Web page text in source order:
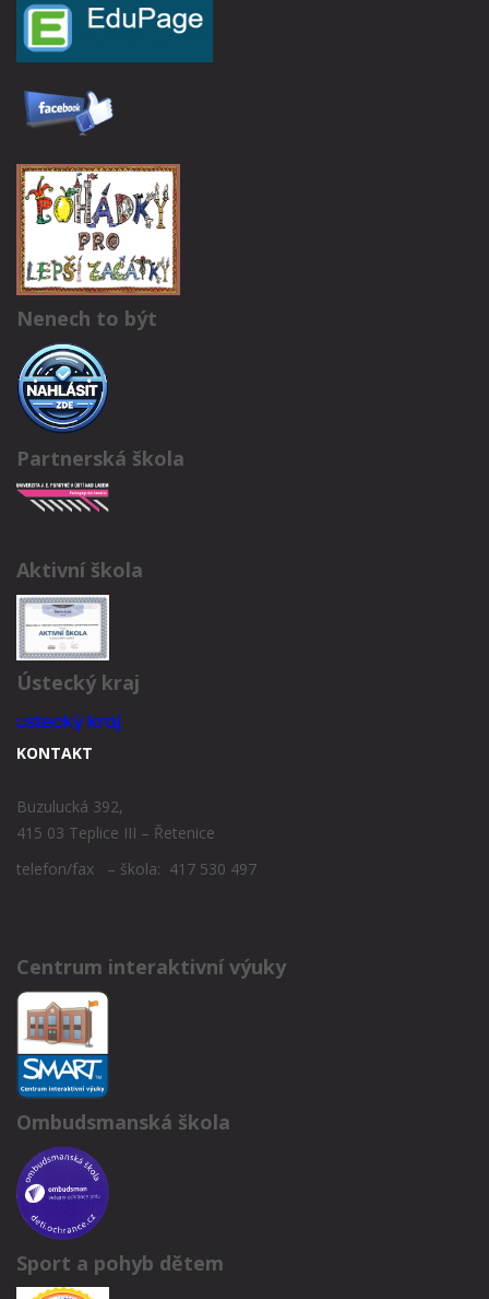
Nenech to být
Partnerská škola
Aktivní škola
Ústecký kraj
KONTAKT
Buzulucká 392,
415 03 Teplice III – Řetenice
telefon/fax – škola: 417 530 497
Centrum interaktivní výuky
Ombudsmanská škola
Sport a pohyb dětem